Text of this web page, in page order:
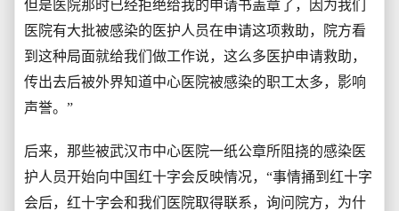
但是医院那时已经拒绝给我的申请书盖章了，因为我们
医院有大批被感染的医护人员在申请这项救助，院方看
到这种局面就给我们做工作说，这么多医护申请救助，
传出去后被外界知道中心医院被感染的职工太多，影响
声誉。”
后来，那些被武汉市中心医院一纸公章所阻挠的感染医
护人员开始向中国红十字会反映情况，“事情捅到红十字
会后，红十字会和我们医院取得联系，询问院方，为什